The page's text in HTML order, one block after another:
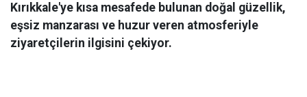
Kırıkkale'ye kısa mesafede bulunan doğal güzellik,
eşsiz manzarası ve huzur veren atmosferiyle
ziyaretçilerin ilgisini çekiyor.